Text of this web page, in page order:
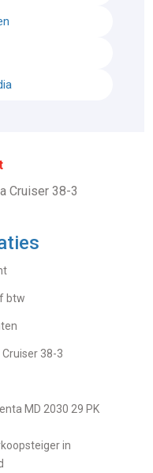
Cruiser 38-3
btw
Cruiser 38-3
MD 2030 29 PK
in